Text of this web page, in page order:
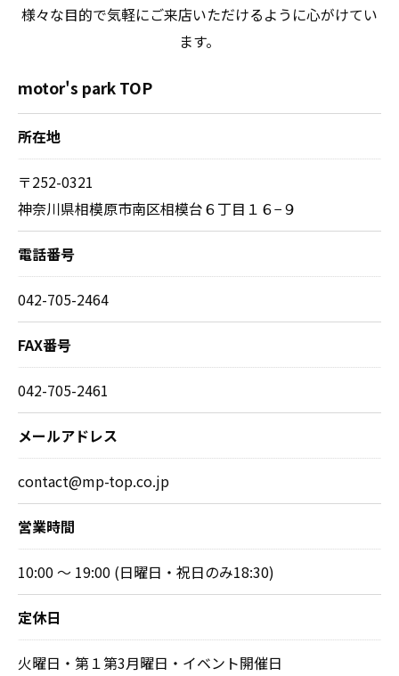
様々な目的で気軽にご来店いただけるように心がけてい
ます。
motor's park TOP
所在地
〒252-0321
神奈川県相模原市南区相模台６丁目１６−９
電話番号
042-705-2464
FAX番号
042-705-2461
メールアドレス
contact@mp-top.co.jp
営業時間
10:00 ～ 19:00 (日曜日・祝日のみ18:30)
定休日
火曜日・第１第3月曜日・イベント開催日